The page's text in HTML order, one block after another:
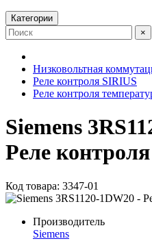
Категории
×
Низковольтная
Реле контроля SIRIUS
Реле контроля
Siemens
Реле контроля
Код товара: 3347-01
Производитель
Siemens